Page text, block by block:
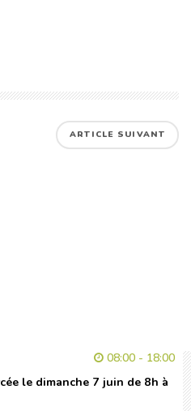
ARTICLE SUIVANT
08:00 - 18:00
le dimanche 7 juin de 8h à